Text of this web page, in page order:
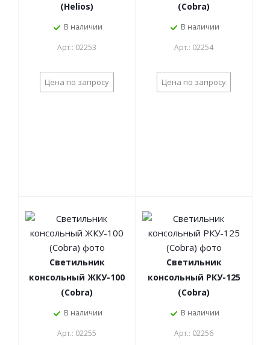
(Helios)
В наличии
Арт.: 02253
Цена по запросу
(Cobra)
В наличии
Арт.: 02254
Цена по запросу
Светильник
консольный ЖКУ-100
(Cobra)
В наличии
Арт.: 02255
Светильник
консольный РКУ-125
(Cobra)
В наличии
Арт.: 02256